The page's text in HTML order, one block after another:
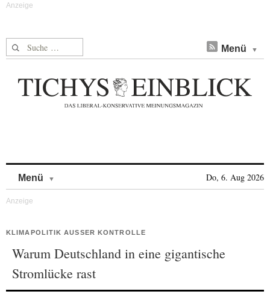
Suche nach: Menü
Menü Do, 6. Aug 2026
KLIMAPOLITIK AUSSER KONTROLLE
Warum Deutschland in eine gigantische
Stromlücke rast